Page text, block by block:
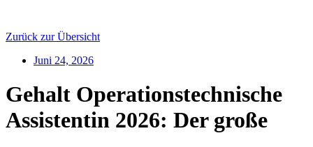
Zurück zur Übersicht
Juni 24, 2026
Gehalt Operationstechnische
Assistentin 2026: Der große